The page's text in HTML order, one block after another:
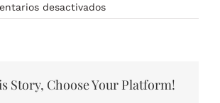
desactivadosen
Finasterid
potrebujete
Story, Choose Your Platform!